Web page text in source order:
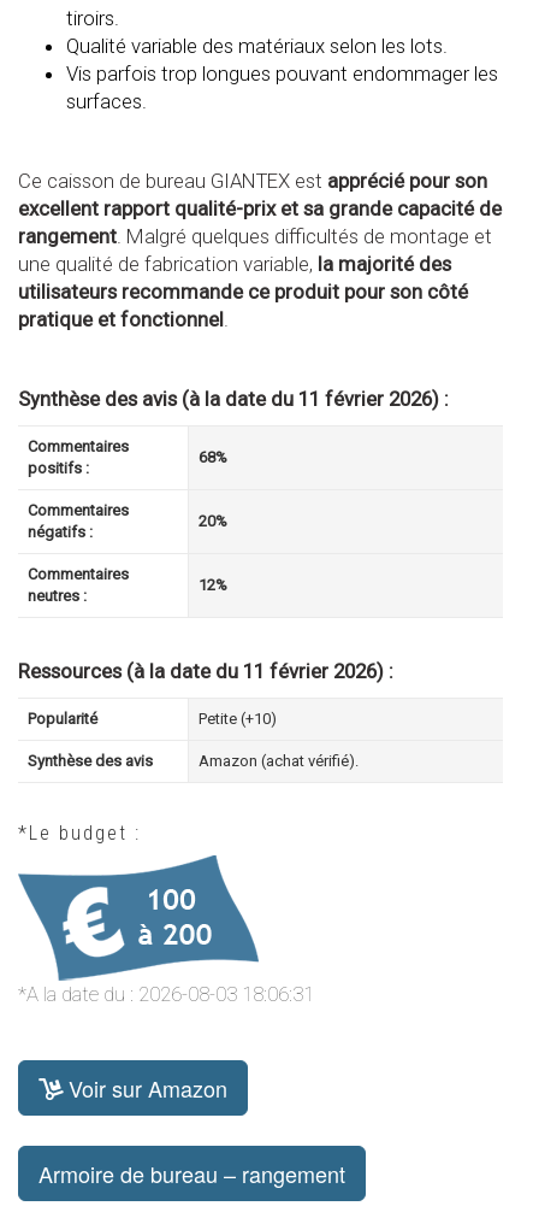
tiroirs.
Qualité variable des matériaux selon les lots.
Vis parfois trop longues pouvant endommager les
surfaces.
Ce caisson de bureau GIANTEX est apprécié pour son
excellent rapport qualité-prix et sa grande capacité de
rangement. Malgré quelques difficultés de montage et
une qualité de fabrication variable, la majorité des
utilisateurs recommande ce produit pour son côté
pratique et fonctionnel.
Synthèse des avis (à la date du 11 février 2026) :
Commentaires
positifs :
68%
Commentaires
négatifs :
20%
Commentaires
neutres :
12%
Ressources (à la date du 11 février 2026) :
Popularité Petite (+10)
Synthèse des avis Amazon (achat vérifié).
*Le budget :
*A la date du : 2026-08-03 18:06:31
Voir sur Amazon
Armoire de bureau – rangement